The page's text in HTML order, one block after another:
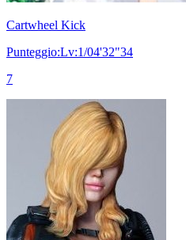
Cartwheel Kick
Punteggio:Lv:1/04'32"34
7